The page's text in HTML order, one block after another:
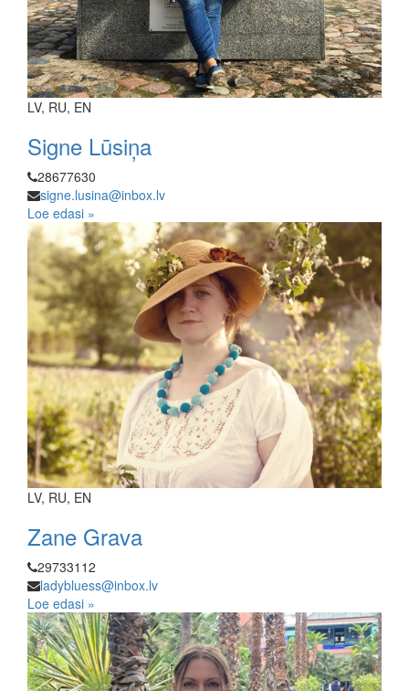
LV, RU, EN
Signe Lūsiņa
28677630
signe.lusina@inbox.lv
Loe edasi »
LV, RU, EN
Zane Grava
29733112
ladybluess@inbox.lv
Loe edasi »